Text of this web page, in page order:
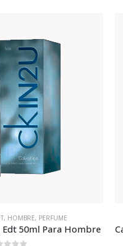
, HOMBRE, PERFUME
Edt 50ml Para Hombre